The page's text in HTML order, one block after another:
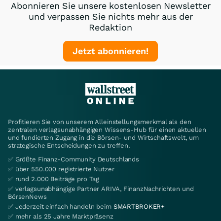
Abonnieren Sie unsere kostenlosen Newsletter
und verpassen Sie nichts mehr aus der
Redaktion
Jetzt abonnieren!
Profitieren Sie von unserem Alleinstellungsmerkmal als den
zentralen verlagsunabhängigen Wissens-Hub für einen aktuellen
und fundierten Zugang in die Börsen- und Wirtschaftswelt, um
strategische Entscheidungen zu treffen.
✅ Größte Finanz-Community Deutschlands
✅ über 550.000 registrierte Nutzer
✅ rund 2.000 Beiträge pro Tag
✅ verlagsunabhängige Partner ARIVA, FinanzNachrichten und
BörsenNews
✅ Jederzeit einfach handeln beim SMARTBROKER+
✅ mehr als 25 Jahre Marktpräsenz